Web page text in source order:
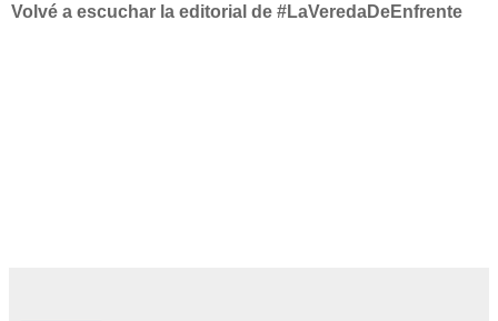
Volvé a escuchar la editorial de #LaVeredaDeEnfrente